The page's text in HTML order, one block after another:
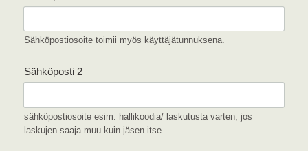
Sähköpostiosoite toimii myös käyttäjätunnuksena.
Sähköposti 2
sähköpostiosoite esim. hallikoodia/ laskutusta varten, jos
laskujen saaja muu kuin jäsen itse.